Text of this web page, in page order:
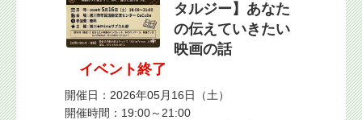
タルジー】あなた
の伝えていきたい
映画の話
イベント終了
開催日：2026年05月16日（土）
開催時間：19:00～21:00